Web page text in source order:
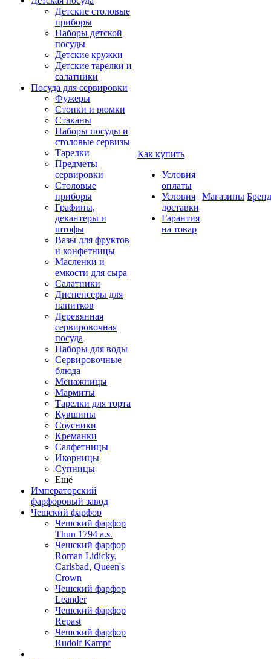
Детские столовые
приборы
Наборы детской
посуды
Детские кружки
Детские тарелки и
салатники
Посуда для сервировки
Фужеры
Стопки и рюмки
Стаканы
Наборы посуды и
столовые сервизы
Тарелки
Предметы
сервировки
Столовые
приборы
Графины,
декантеры и
штофы
Вазы для фруктов
и конфетницы
Масленки и
емкости для сыра
Салатники
Диспенсеры для
напитков
Деревянная
сервировочная
посуда
Наборы для воды
Сервировочные
блюда
Менажницы
Мармиты
Тарелки для торта
Кувшины
Соусники
Креманки
Салфетницы
Икорницы
Супницы
Ещё
Императорский
фарфоровый завод
Чешский фарфор
Чешский фарфор
Thun 1794 a.s.
Чешский фарфор
Roman Lidicky,
Carlsbad, Queen's
Crown
Чешский фарфор
Leander
Чешский фарфор
Repast
Чешский фарфор
Rudolf Kampf
Как купить
Условия
оплаты
Условия
доставки
Гарантия
на товар
Магазины